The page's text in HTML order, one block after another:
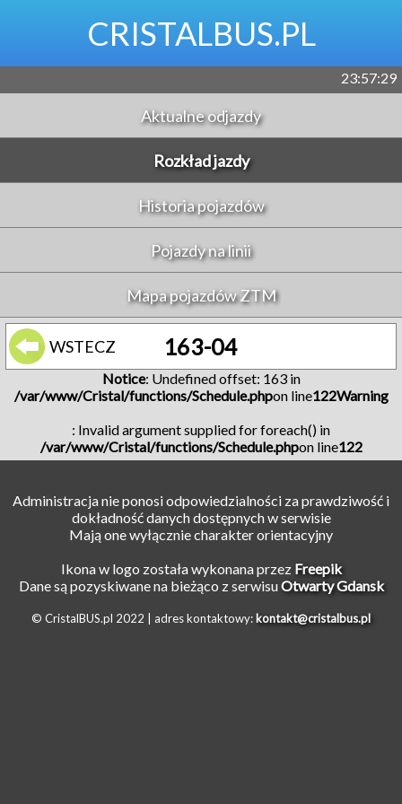
CRISTALBUS.PL
23:57:29
Aktualne odjazdy
Rozkład jazdy
Historia pojazdów
Pojazdy na linii
Mapa pojazdów ZTM
WSTECZ 163-04
Notice: Undefined offset: 163 in
/var/www/Cristal/functions/Schedule.phpon line122Warning
: Invalid argument supplied for foreach() in
/var/www/Cristal/functions/Schedule.phpon line122
Administracja nie ponosi odpowiedzialności za prawdziwość i
dokładność danych dostępnych w serwisie
Mają one wyłącznie charakter orientacyjny
Ikona w logo została wykonana przez Freepik
Dane są pozyskiwane na bieżąco z serwisuOtwarty Gdansk
© CristalBUS.pl 2022 | adres kontaktowy: kontakt@cristalbus.pl